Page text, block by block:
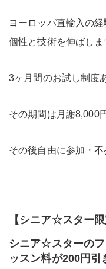
ヨーロッパ直輸入の
個性と技術を伸ばしま
3ヶ月間のお試し制度
その期間は月謝8,000
その後自由に参加・
【シニア☆スター限
シニア☆スターの
ッスン料が200円引